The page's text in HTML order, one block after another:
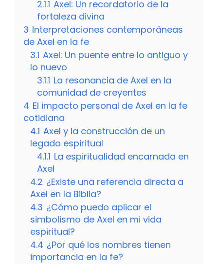
2.1.1 Axel: Un recordatorio de la
fortaleza divina
3 Interpretaciones contemporáneas
de Axel en la fe
3.1 Axel: Un puente entre lo antiguo y
lo nuevo
3.1.1 La resonancia de Axel en la
comunidad de creyentes
4 El impacto personal de Axel en la fe
cotidiana
4.1 Axel y la construcción de un
legado espiritual
4.1.1 La espiritualidad encarnada en
Axel
4.2 ¿Existe una referencia directa a
Axel en la Biblia?
4.3 ¿Cómo puedo aplicar el
simbolismo de Axel en mi vida
espiritual?
4.4 ¿Por qué los nombres tienen
importancia en la fe?